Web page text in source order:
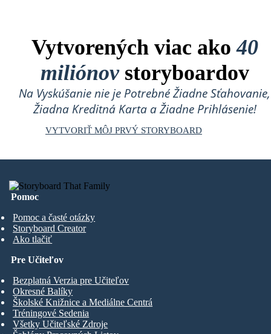
Vytvorených viac ako40
miliónovstoryboardov
Na Vyskúšanie nie je Potrebné Žiadne Sťahovanie,
Žiadna Kreditná Karta a Žiadne Prihlásenie!
VYTVORIŤ MÔJ PRVÝ STORYBOARD
Pomoc
Pomoc a časté otázky
Storyboard Creator
Ako tlačiť
Pre Učiteľov
Bezplatná Verzia pre Učiteľov
Okresné Balíky
Školské Knižnice a Mediálne Centrá
Tréningové Sedenia
Všetky Učiteľské Zdroje